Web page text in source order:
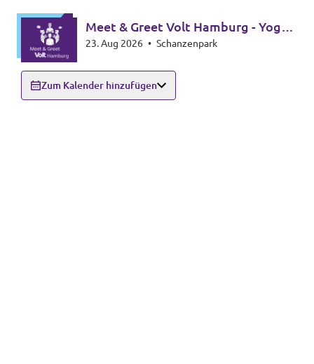
Meet & Greet Volt Hamburg - Yoga
Edition
23. Aug 2026 • Schanzenpark
Zum Kalender hinzufügen